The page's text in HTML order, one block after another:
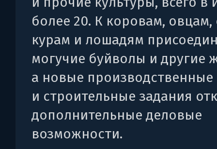
более 20. К коровам, овцам,
курам и лошадям
могучие буйволы и другие
а новые производственные
и строительные задания
дополнительные деловые
возможности.